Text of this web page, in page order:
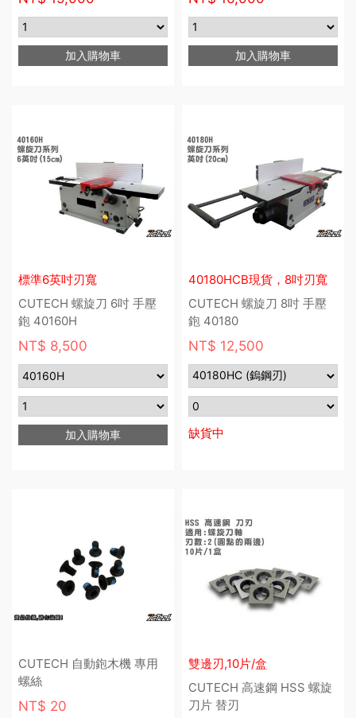
加入購物車 加入購物車
標準6英吋刃寬
CUTECH 螺旋刀 6吋 手壓
鉋 40160H
NT$ 8,500
加入購物車
40180HCB現貨，8吋刃寬
CUTECH 螺旋刀 8吋 手壓
鉋 40180
NT$ 12,500
缺貨中
CUTECH 自動鉋木機 專用
螺絲
NT$ 20
雙邊刃,10片/盒
CUTECH 高速鋼 HSS 螺旋
刀片 替刃